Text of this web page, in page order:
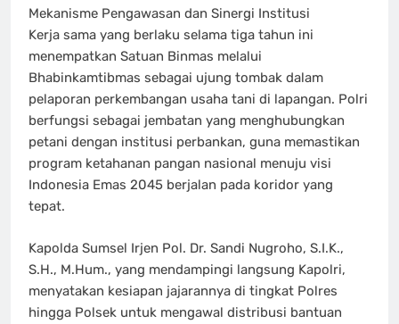
Mekanisme Pengawasan dan Sinergi Institusi
Kerja sama yang berlaku selama tiga tahun ini
menempatkan Satuan Binmas melalui
Bhabinkamtibmas sebagai ujung tombak dalam
pelaporan perkembangan usaha tani di lapangan. Polri
berfungsi sebagai jembatan yang menghubungkan
petani dengan institusi perbankan, guna memastikan
program ketahanan pangan nasional menuju visi
Indonesia Emas 2045 berjalan pada koridor yang
tepat.
Kapolda Sumsel Irjen Pol. Dr. Sandi Nugroho, S.I.K.,
S.H., M.Hum., yang mendampingi langsung Kapolri,
menyatakan kesiapan jajarannya di tingkat Polres
hingga Polsek untuk mengawal distribusi bantuan